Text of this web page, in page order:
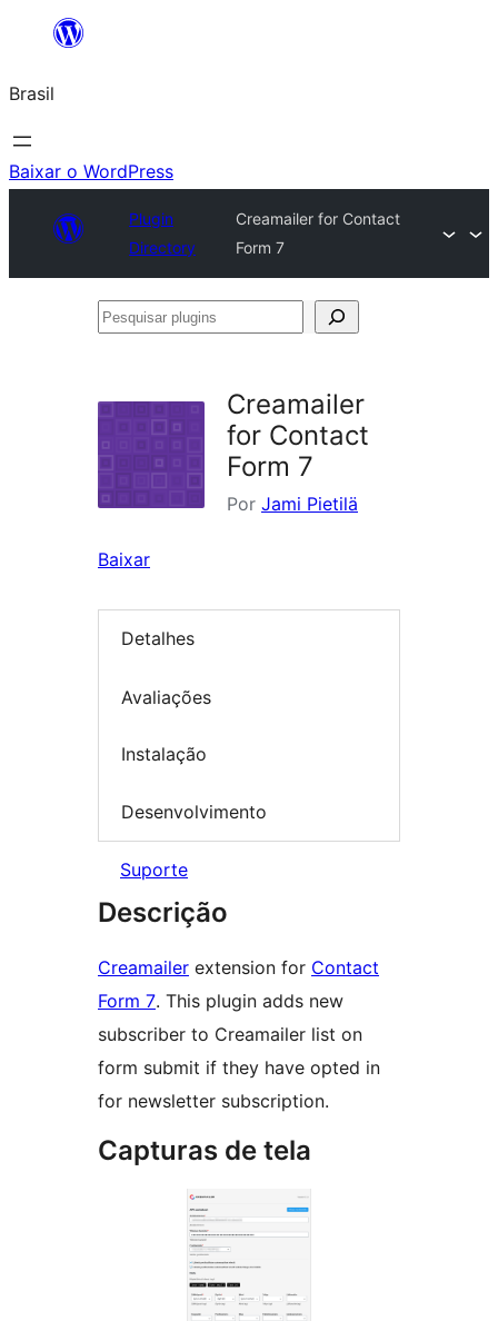
o
conteúdo
Brasil
Baixar o WordPress
Plugin
Directory
Creamailer for Contact
Form 7
Pesquisar
Creamailer
for Contact
Form 7
Por Jami Pietilä
Baixar
Detalhes
Avaliações
Instalação
Desenvolvimento
Suporte
Descrição
Creamailer extension for Contact
Form 7. This plugin adds new
subscriber to Creamailer list on
form submit if they have opted in
for newsletter subscription.
Capturas de tela